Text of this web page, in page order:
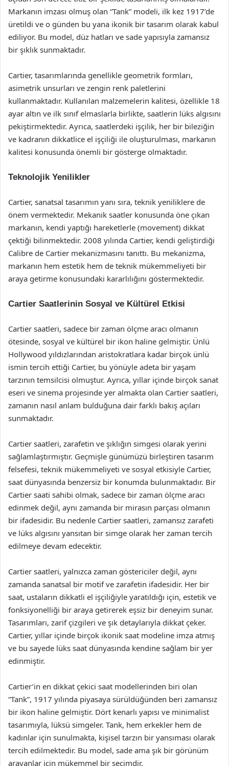
Markanın imzası olmuş olan “Tank” modeli, ilk kez 1917’de
üretildi ve o günden bu yana ikonik bir tasarım olarak kabul
ediliyor. Bu model, düz hatları ve sade yapısıyla zamansız
bir şıklık sunmaktadır.
Cartier, tasarımlarında genellikle geometrik formları,
asimetrik unsurları ve zengin renk paletlerini
kullanmaktadır. Kullanılan malzemelerin kalitesi, özellikle 18
ayar altın ve ilk sınıf elmaslarla birlikte, saatlerin lüks algısını
pekiştirmektedir. Ayrıca, saatlerdeki işçilik, her bir bileziğin
ve kadranın dikkatlice el işçiliği ile oluşturulması, markanın
kalitesi konusunda önemli bir gösterge olmaktadır.
Teknolojik Yenilikler
Cartier, sanatsal tasarımın yanı sıra, teknik yeniliklere de
önem vermektedir. Mekanik saatler konusunda öne çıkan
markanın, kendi yaptığı hareketlerle (movement) dikkat
çektiği bilinmektedir. 2008 yılında Cartier, kendi geliştirdiği
Calibre de Cartier mekanizmasını tanıttı. Bu mekanizma,
markanın hem estetik hem de teknik mükemmeliyeti bir
araya getirme konusundaki kararlılığını göstermektedir.
Cartier Saatlerinin Sosyal ve Kültürel Etkisi
Cartier saatleri, sadece bir zaman ölçme aracı olmanın
ötesinde, sosyal ve kültürel bir ikon haline gelmiştir. Ünlü
Hollywood yıldızlarından aristokratlara kadar birçok ünlü
ismin tercih ettiği Cartier, bu yönüyle adeta bir yaşam
tarzının temsilcisi olmuştur. Ayrıca, yıllar içinde birçok sanat
eseri ve sinema projesinde yer almakta olan Cartier saatleri,
zamanın nasıl anlam bulduğuna dair farklı bakış açıları
sunmaktadır.
Cartier saatleri, zarafetin ve şıklığın simgesi olarak yerini
sağlamlaştırmıştır. Geçmişle günümüzü birleştiren tasarım
felsefesi, teknik mükemmeliyeti ve sosyal etkisiyle Cartier,
saat dünyasında benzersiz bir konumda bulunmaktadır. Bir
Cartier saati sahibi olmak, sadece bir zaman ölçme aracı
edinmek değil, aynı zamanda bir mirasın parçası olmanın
bir ifadesidir. Bu nedenle Cartier saatleri, zamansız zarafeti
ve lüks algısını yansıtan bir simge olarak her zaman tercih
edilmeye devam edecektir.
Cartier saatleri, yalnızca zaman göstericiler değil, aynı
zamanda sanatsal bir motif ve zarafetin ifadesidir. Her bir
saat, ustaların dikkatli el işçiliğiyle yaratıldığı için, estetik ve
fonksiyonelliği bir araya getirerek eşsiz bir deneyim sunar.
Tasarımları, zarif çizgileri ve şık detaylarıyla dikkat çeker.
Cartier, yıllar içinde birçok ikonik saat modeline imza atmış
ve bu sayede lüks saat dünyasında kendine sağlam bir yer
edinmiştir.
Cartier’in en dikkat çekici saat modellerinden biri olan
“Tank”, 1917 yılında piyasaya sürüldüğünden beri zamansız
bir ikon haline gelmiştir. Dört kenarlı yapısı ve minimalist
tasarımıyla, lüksü simgeler. Tank, hem erkekler hem de
kadınlar için sunulmakta, kişisel tarzın bir yansıması olarak
tercih edilmektedir. Bu model, sade ama şık bir görünüm
arayanlar için mükemmel bir seçimdir.